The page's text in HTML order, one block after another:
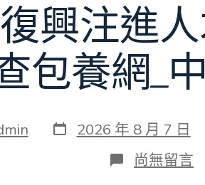
興注進
包養網_
發
表
2026 年 8 月 7 日
在
〈為
尚無留言